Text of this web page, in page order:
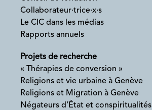
Collaborateur·trice·x·s
Le CIC dans les médias
Rapports annuels
Projets de recherche
« Thérapies de conversion »
Religions et vie urbaine à Genève
Religions et Migration à Genève
Négateurs d’État et conspiritualités